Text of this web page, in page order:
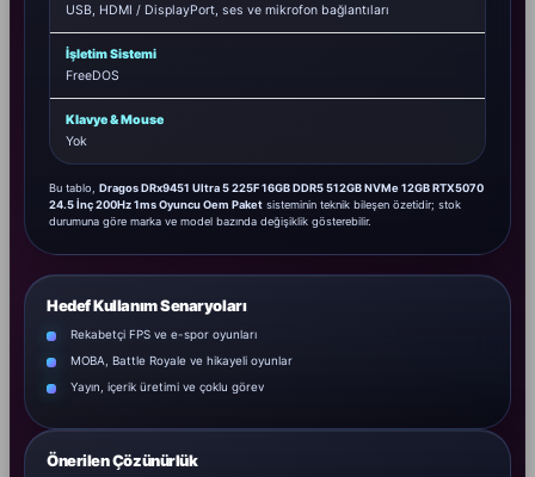
USB, HDMI / DisplayPort, ses ve mikrofon bağlantıları
İşletim Sistemi
FreeDOS
Klavye & Mouse
Yok
Bu tablo, Dragos DRx9451 Ultra 5 225F 16GB DDR5 512GB NVMe 12GB RTX5070
24.5 İnç 200Hz 1ms Oyuncu Oem Paket sisteminin teknik bileşen özetidir; stok
durumuna göre marka ve model bazında değişiklik gösterebilir.
Hedef Kullanım Senaryoları
Rekabetçi FPS ve e-spor oyunları
MOBA, Battle Royale ve hikayeli oyunlar
Yayın, içerik üretimi ve çoklu görev
Önerilen Çözünürlük